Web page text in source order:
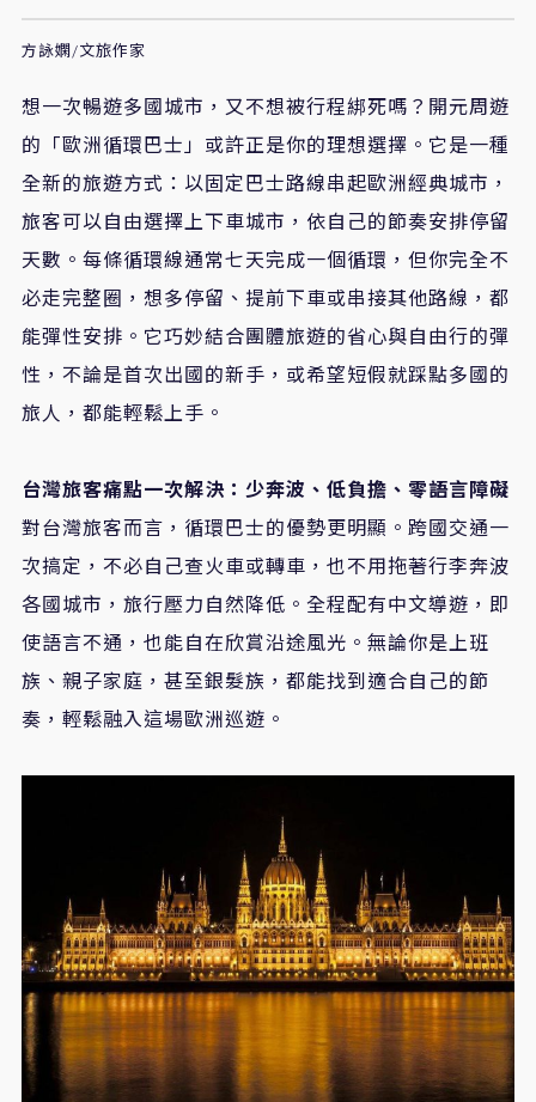
方詠嫻/文旅作家
想一次暢遊多國城市，又不想被行程綁死嗎？開元周遊
的「歐洲循環巴士」或許正是你的理想選擇。它是一種
全新的旅遊方式：以固定巴士路線串起歐洲經典城市，
旅客可以自由選擇上下車城市，依自己的節奏安排停留
天數。每條循環線通常七天完成一個循環，但你完全不
必走完整圈，想多停留、提前下車或串接其他路線，都
能彈性安排。它巧妙結合團體旅遊的省心與自由行的彈
性，不論是首次出國的新手，或希望短假就踩點多國的
旅人，都能輕鬆上手。
台灣旅客痛點一次解決：少奔波、低負擔、零語言障礙
對台灣旅客而言，循環巴士的優勢更明顯。跨國交通一
次搞定，不必自己查火車或轉車，也不用拖著行李奔波
各國城市，旅行壓力自然降低。全程配有中文導遊，即
使語言不通，也能自在欣賞沿途風光。無論你是上班
族、親子家庭，甚至銀髮族，都能找到適合自己的節
奏，輕鬆融入這場歐洲巡遊。